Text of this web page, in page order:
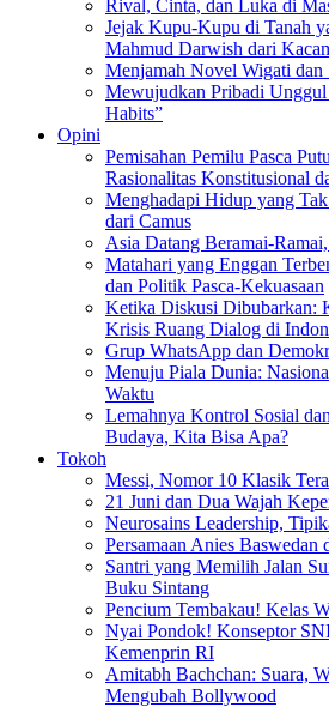
Rival, Cinta, dan Luka di
Jejak Kupu-Kupu di Tanah
Mahmud Darwish dari
Menjamah Novel Wigati dan
Mewujudkan Pribadi
Habits”
Opini
Pemisahan Pemilu Pasca
Rasionalitas Konstitusional
Menghadapi Hidup yang
dari Camus
Asia Datang Beramai-
Matahari yang Enggan
dan Politik Pasca-Kekuasaan
Ketika Diskusi Dibubarkan:
Krisis Ruang Dialog di
Grup WhatsApp dan
Menuju Piala Dunia:
Waktu
Lemahnya Kontrol Sosial
Budaya, Kita Bisa Apa?
Tokoh
Messi, Nomor 10 Klasik
21 Juni dan Dua Wajah
Neurosains Leadership,
Persamaan Anies Baswedan
Santri yang Memilih Jalan
Buku Sintang
Pencium Tembakau! Kelas
Nyai Pondok! Konseptor
Kemenprin RI
Amitabh Bachchan: Suara,
Mengubah Bollywood